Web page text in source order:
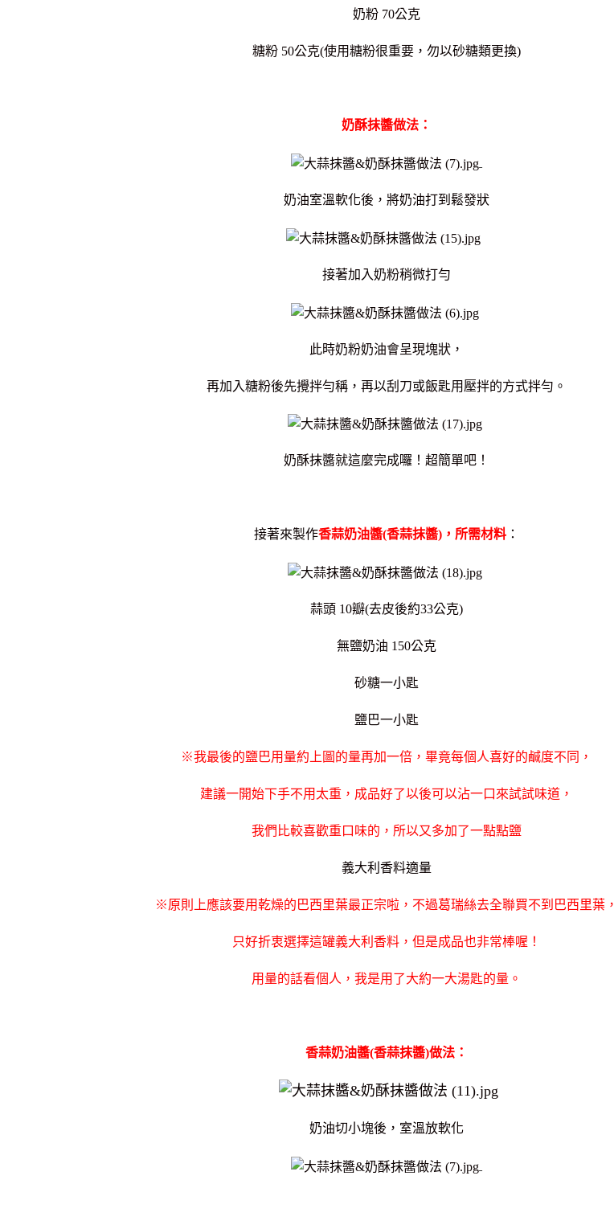
奶粉 70公克
糖粉 50公克(使用糖粉很重要，勿以砂糖類更換)
奶酥抹醬做法：
奶油室溫軟化後，將奶油打到鬆發狀
接著加入奶粉稍微打勻
此時奶粉奶油會呈現塊狀，
再加入糖粉後先攪拌勻稱，再以刮刀或飯匙用壓拌的方式拌勻。
奶酥抹醬就這麼完成囉！超簡單吧！
接著來製作香蒜奶油醬(香蒜抹醬)，所需材料 ：
蒜頭 10瓣(去皮後約33公克)
無鹽奶油 150公克
砂糖一小匙
鹽巴一小匙
※我最後的鹽巴用量約上圖的量再加一倍，畢竟每個人喜好的鹹度不同，
建議一開始下手不用太重，成品好了以後可以沾一口來試試味道，
我們比較喜歡重口味的，所以又多加了一點點鹽
義大利香料適量
※原則上應該要用乾燥的巴西里葉最正宗啦，不過葛瑞絲去全聯買不到巴西里葉，
只好折衷選擇這罐義大利香料，但是成品也非常棒喔！
用量的話看個人，我是用了大約一大湯匙的量。
香蒜奶油醬(香蒜抹醬)做法：
奶油切小塊後，室溫放軟化